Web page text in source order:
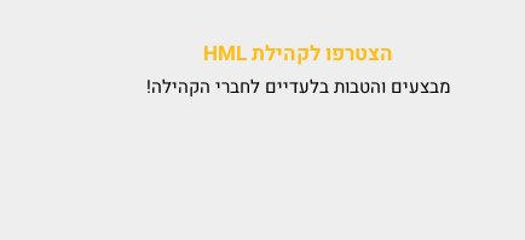
הצטרפו לקהילת HML
מבצעים והטבות בלעדיים לחברי הקהילה!